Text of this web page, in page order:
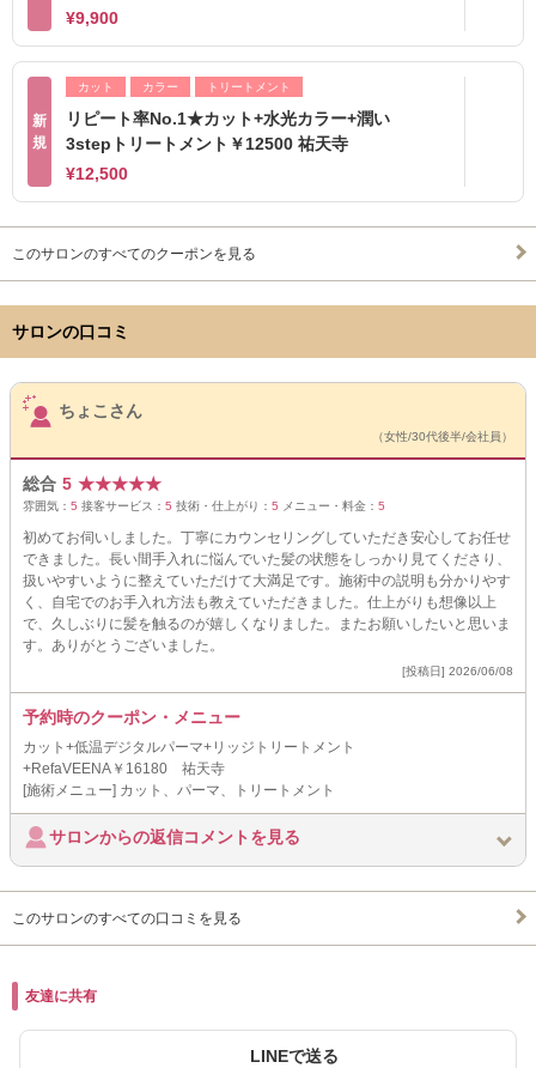
¥9,900
新
規
カット カラー トリートメント
リピート率No.1★カット+水光カラー+潤い
3stepトリートメント￥12500 祐天寺
¥12,500
このサロンのすべてのクーポンを見る
サロンの口コミ
サロンPick Up
ちょこさん
（女性/30代後半/会社員）
総合 5 ★★★★★
雰囲気： 5 接客サービス： 5 技術・仕上がり： 5 メニュー・料金： 5
初めてお伺いしました。丁寧にカウンセリングしていただき安心してお任せ
できました。長い間手入れに悩んでいた髪の状態をしっかり見てくださり、
扱いやすいように整えていただけて大満足です。施術中の説明も分かりやす
く、自宅でのお手入れ方法も教えていただきました。仕上がりも想像以上
で、久しぶりに髪を触るのが嬉しくなりました。またお願いしたいと思いま
す。ありがとうございました。
[投稿日] 2026/06/08
予約時のクーポン・メニュー
カット+低温デジタルパーマ+リッジトリートメント
+RefaVEENA￥16180 祐天寺
[施術メニュー] カット、パーマ、トリートメント
サロンからの返信コメントを見る
このサロンのすべての口コミを見る
友達に共有
LINEで送る